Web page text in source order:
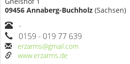
09456 Annaberg-Buchholz (Sachsen)
-
0159 - 019 77 639
erzarms@gmail.com
www.erzarms.de